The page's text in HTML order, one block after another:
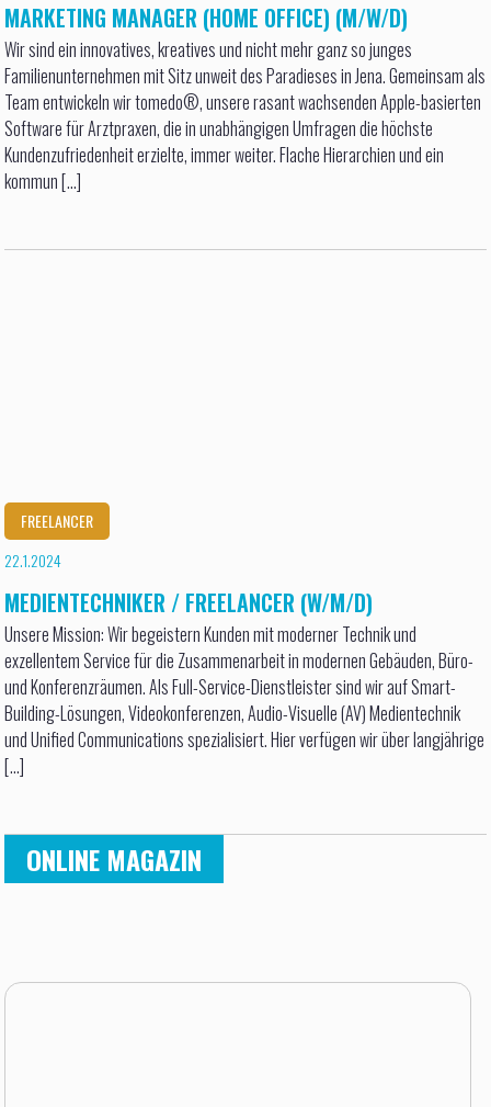
MARKETING MANAGER (HOME OFFICE) (M/W/D)
Wir sind ein innovatives, kreatives und nicht mehr ganz so junges
Familienunternehmen mit Sitz unweit des Paradieses in Jena. Gemeinsam als
Team entwickeln wir tomedo®, unsere rasant wachsenden Apple-basierten
Software für Arztpraxen, die in unabhängigen Umfragen die höchste
Kundenzufriedenheit erzielte, immer weiter. Flache Hierarchien und ein
kommun [...]
FREELANCER
22.1.2024
MEDIENTECHNIKER / FREELANCER (W/M/D)
Unsere Mission: Wir begeistern Kunden mit moderner Technik und
exzellentem Service für die Zusammenarbeit in modernen Gebäuden, Büro-
und Konferenzräumen. Als Full-Service-Dienstleister sind wir auf Smart-
Building-Lösungen, Videokonferenzen, Audio-Visuelle (AV) Medientechnik
und Unified Communications spezialisiert. Hier verfügen wir über langjährige
[...]
ONLINE MAGAZIN